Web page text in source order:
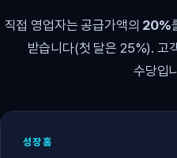
직접 영업자는 공급가액의 20%
받습니다(첫 달은 25%). 고
수당입
성장홈